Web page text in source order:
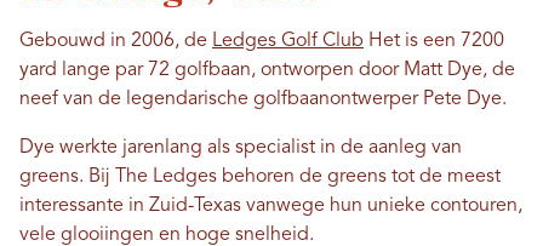
Gebouwd in 2006, de Ledges Golf Club Het is een 7200
yard lange par 72 golfbaan, ontworpen door Matt Dye, de
neef van de legendarische golfbaanontwerper Pete Dye.
Dye werkte jarenlang als specialist in de aanleg van
greens. Bij The Ledges behoren de greens tot de meest
interessante in Zuid-Texas vanwege hun unieke contouren,
vele glooiingen en hoge snelheid.